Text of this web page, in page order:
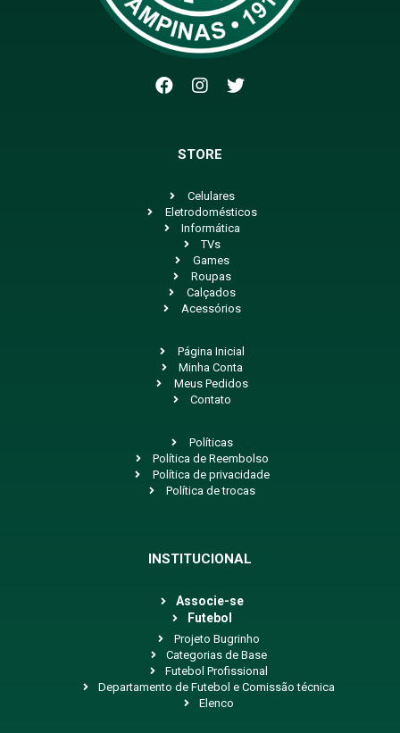
STORE
Celulares
Eletrodomésticos
Informática
TVs
Games
Roupas
Calçados
Acessórios
Página Inicial
Minha Conta
Meus Pedidos
Contato
Políticas
Política de Reembolso
Política de privacidade
Política de trocas
INSTITUCIONAL
Associe-se
Futebol
Projeto Bugrinho
Categorias de Base
Futebol Profissional
Departamento de Futebol e Comissão técnica
Elenco